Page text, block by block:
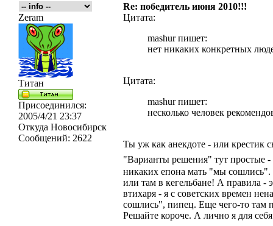
Re: победитель июня 2010!!!
Zeram
Титан
Присоединился:
2005/4/21 23:37
Откуда Новосибирск
Сообщений: 2622
Цитата:
mashur пишет:
нет никаких конкретных
Цитата:
mashur пишет:
несколько человек
Ты уж как анекдоте - или крестик
"Варианты решения" тут простые -
никаких епона мать "мы
или там в кегельбане! А правила -
втихаря - я с советских времен
сошлись", пипец. Еще чего-то там
Решайте короче. А лично я для